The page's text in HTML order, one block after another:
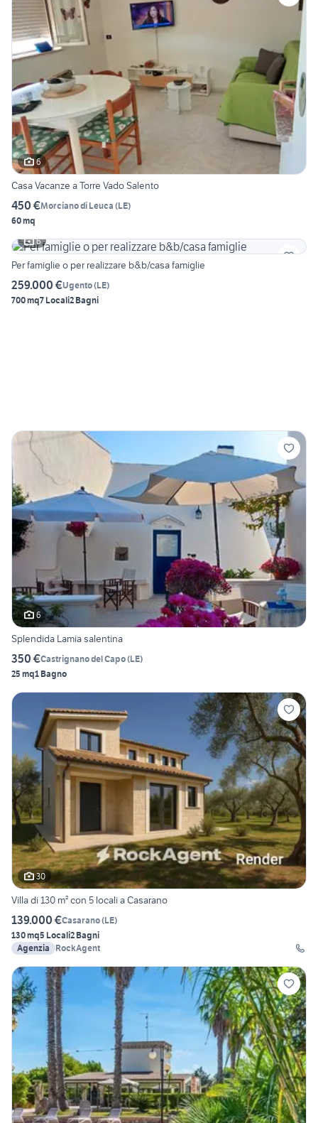
6
Casa Vacanze a Torre Vado Salento
450 €Morciano di Leuca (LE)
60 mq
6
Per famiglie o per realizzare b&b/casa famiglie
259.000 €Ugento(LE)
700 mq7 Locali2 Bagni
6
Splendida Lamia salentina
350 €Castrignano del Capo(LE)
25 mq1 Bagno
30
Villa di 130 m² con 5 locali a Casarano
139.000 €Casarano(LE)
130 mq5 Locali2 Bagni
Agenzia
RockAgent